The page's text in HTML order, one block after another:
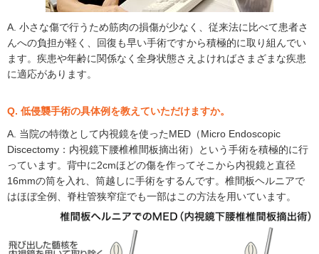
A. 小さな傷で行うため筋肉の損傷が少なく、従来法に比べて患者さ
んへの負担が軽く、回復も早い手術ですから積極的に取り組んでい
ます。疾患や年齢に関係なく全身状態さえよければさまざまな疾患
に適応があります。
Q. 低侵襲手術の具体例を教えていただけますか。
A. 当院の特徴として内視鏡を使ったMED（Micro Endoscopic
Discectomy：内視鏡下腰椎椎間板摘出術）という手術を積極的に行
っています。背中に2cmほどの傷を作ってそこから内視鏡と直径
16mmの筒を入れ、筒越しに手術をするんです。椎間板ヘルニアで
はほぼ全例、脊柱管狭窄症でも一部はこの方法を用いています。